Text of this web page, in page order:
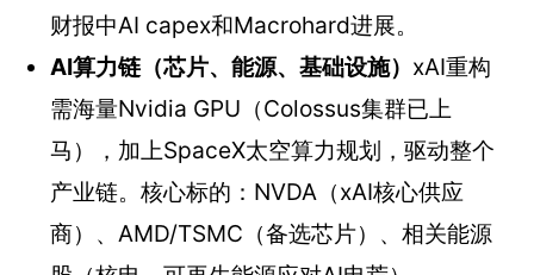
财报中AI capex和Macrohard进展。
AI算力链（芯片、能源、基础设施） xAI重构
需海量Nvidia GPU（Colossus集群已上
马），加上SpaceX太空算力规划，驱动整个
产业链。核心标的：NVDA（xAI核心供应
商）、AMD/TSMC（备选芯片）、相关能源